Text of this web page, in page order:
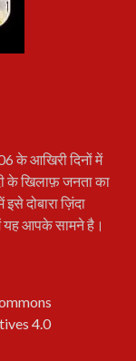
के आखिरी दिनों में
के खिलाफ़ जनता का
दोबारा ज़िंदा
यह आपके सामने है।
4.0